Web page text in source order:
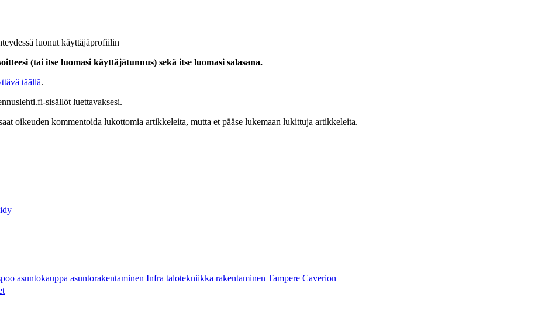
luonut käyttäjäprofiilin
(tai itse luomasi käyttäjätunnus) sekä itse luomasi salasana.
täällä.
sisällöt luettavaksesi.
oikeuden kommentoida lukottomia artikkeleita, mutta et pääse lukemaan lukittuja artikkeleita.
asuntokauppa asuntorakentaminen Infra talotekniikka rakentaminen Tampere Caverion